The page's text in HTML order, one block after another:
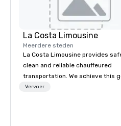
La Costa Limousine
Meerdere steden
La Costa Limousine provides
clean and reliable chauffeured
transportation. We achieve this
with highly trained chauffeurs, the
Vervoer